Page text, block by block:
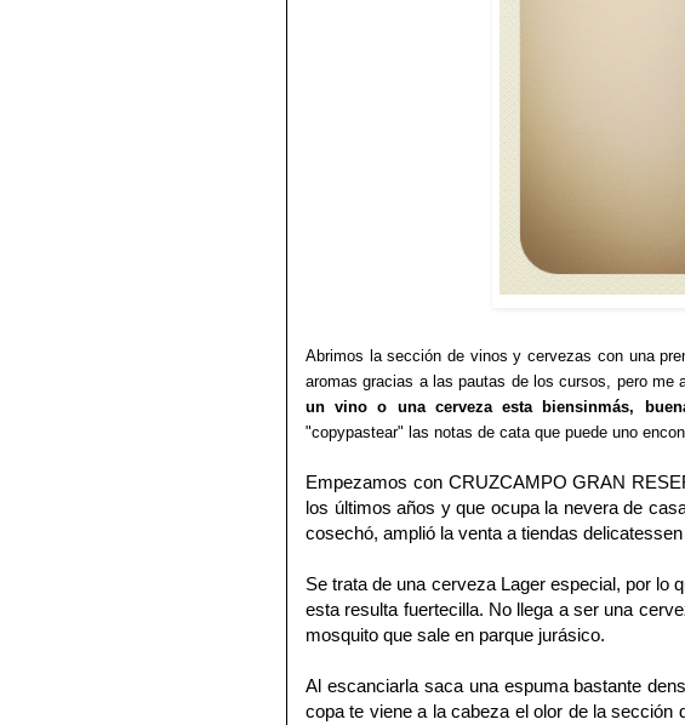
Abrimos la sección de vinos y cervezas con una
aromas gracias a las pautas de los cursos, pero me
un vino o una cerveza esta biensinmás,
"copypastear" las notas de cata que puede uno
Empezamos con CRUZCAMPO GRAN
los últimos años y que ocupa la nevera de
cosechó, amplió la venta a tiendas
Se trata de una cerveza Lager especial, por lo
esta resulta fuertecilla. No llega a ser una
mosquito que sale en parque jurásico.
Al escanciarla saca una espuma bastante
copa te viene a la cabeza el olor de la sección